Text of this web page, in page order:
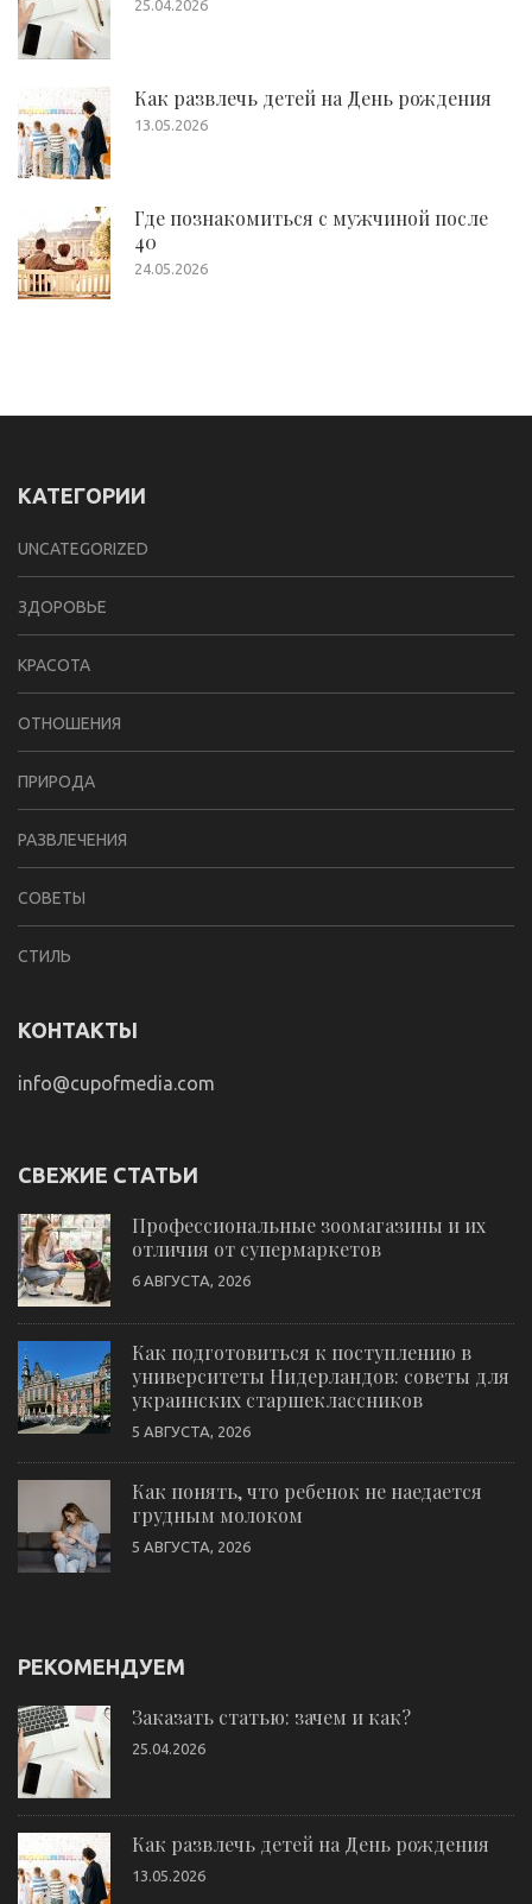
25.04.2026
Как развлечь детей на День рождения
13.05.2026
Где познакомиться с мужчиной после
40
24.05.2026
КАТЕГОРИИ
UNCATEGORIZED
ЗДОРОВЬЕ
КРАСОТА
ОТНОШЕНИЯ
ПРИРОДА
РАЗВЛЕЧЕНИЯ
СОВЕТЫ
СТИЛЬ
КОНТАКТЫ
info@cupofmedia.com
СВЕЖИЕ СТАТЬИ
Профессиональные зоомагазины и их
отличия от супермаркетов
6 АВГУСТА, 2026
Как подготовиться к поступлению в
университеты Нидерландов: советы для
украинских старшеклассников
5 АВГУСТА, 2026
Как понять, что ребенок не наедается
грудным молоком
5 АВГУСТА, 2026
РЕКОМЕНДУЕМ
Заказать статью: зачем и как?
25.04.2026
Как развлечь детей на День рождения
13.05.2026